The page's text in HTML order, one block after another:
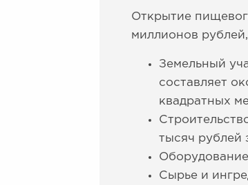
Открытие
миллионов
Земельный
составляет
квадратных
тысяч рублей
Сырье и